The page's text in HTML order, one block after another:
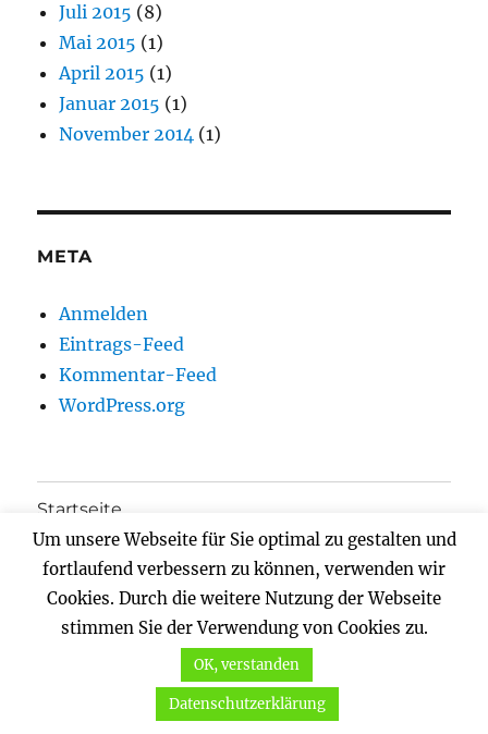
Juli 2015 (8)
Mai 2015 (1)
April 2015 (1)
Januar 2015 (1)
November 2014 (1)
META
Anmelden
Eintrags-Feed
Kommentar-Feed
WordPress.org
Startseite
Über uns…
Hilfe!
anzeigen
Um unsere Webseite für Sie optimal zu gestalten und
fortlaufend verbessern zu können, verwenden wir
Cookies. Durch die weitere Nutzung der Webseite
stimmen Sie der Verwendung von Cookies zu.
OK, verstanden
Datenschutzerklärung